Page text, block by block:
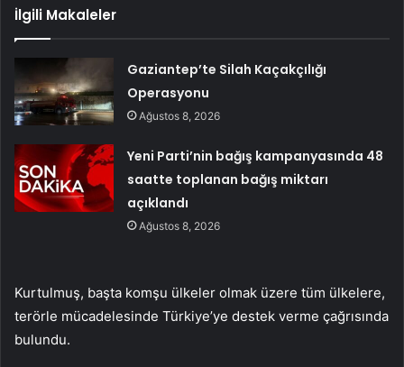
İlgili Makaleler
Gaziantep’te Silah Kaçakçılığı
Operasyonu
Ağustos 8, 2026
Yeni Parti’nin bağış kampanyasında 48
saatte toplanan bağış miktarı
açıklandı
Ağustos 8, 2026
Kurtulmuş, başta komşu ülkeler olmak üzere tüm ülkelere,
terörle mücadelesinde Türkiye’ye destek verme çağrısında
bulundu.